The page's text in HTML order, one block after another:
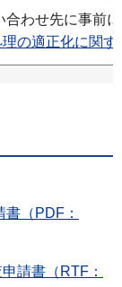
合わせ先に事前
の適正化に関
（PDF：
請書（RTF：